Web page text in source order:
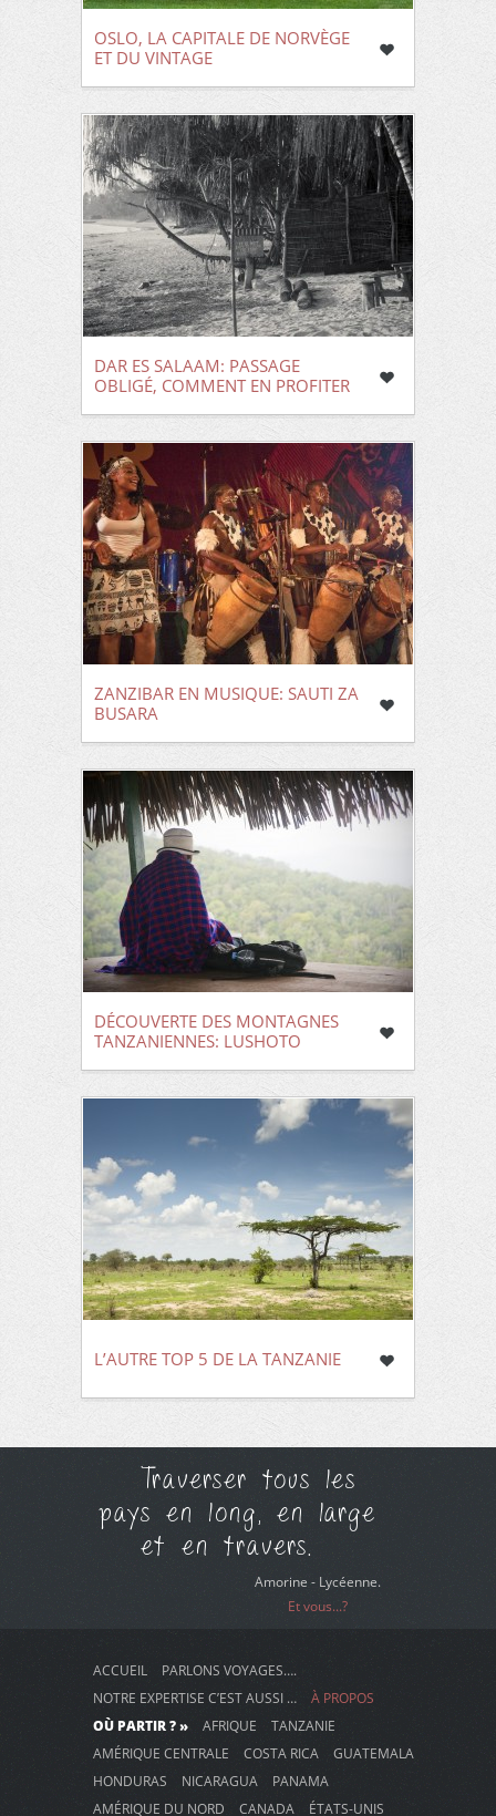
OSLO, LA CAPITALE DE NORVÈGE
ET DU VINTAGE
DAR ES SALAAM: PASSAGE
OBLIGÉ, COMMENT EN PROFITER
ZANZIBAR EN MUSIQUE: SAUTI ZA
BUSARA
DÉCOUVERTE DES MONTAGNES
TANZANIENNES: LUSHOTO
L’AUTRE TOP 5 DE LA TANZANIE
Traverser tous les
pays en long, en large
et en travers.
Amorine - Lycéenne.
Et vous...?
ACCUEIL
PARLONS VOYAGES….
NOTRE EXPERTISE C’EST AUSSI …
À PROPOS
OÙ PARTIR ? »
AFRIQUE
TANZANIE
AMÉRIQUE CENTRALE
COSTA RICA
GUATEMALA
HONDURAS
NICARAGUA
PANAMA
AMÉRIQUE DU NORD
CANADA ÉTATS-UNIS